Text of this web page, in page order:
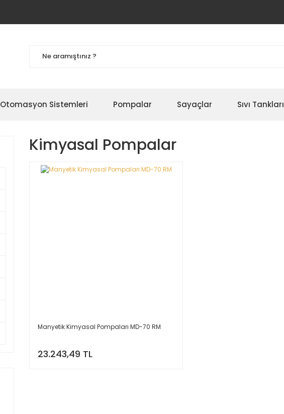
Otomasyon Sistemleri Pompalar Sayaçlar Sıvı Tankları
Kimyasal Pompalar
Manyetik Kimyasal Pompaları MD-70 RM
23.243,49 TL